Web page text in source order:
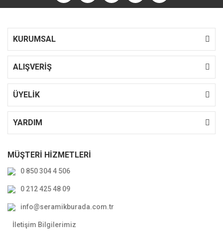
KURUMSAL
ALIŞVERİŞ
ÜYELİK
YARDIM
MÜŞTERİ HİZMETLERİ
0 850 304 4 506
0 212 425 48 09
info@seramikburada.com.tr
İletişim Bilgilerimiz